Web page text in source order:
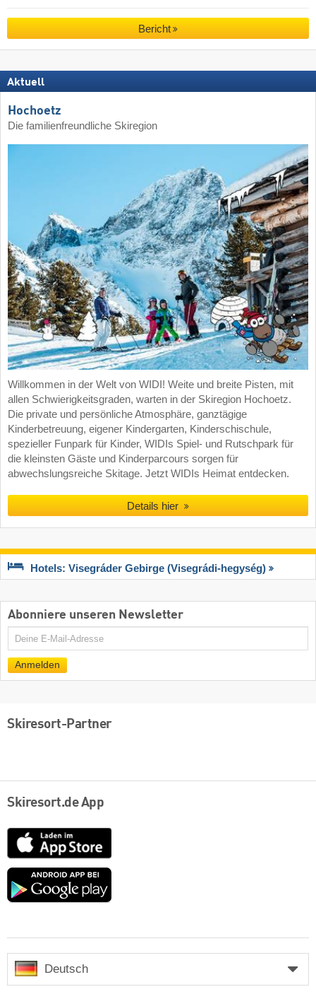
Bericht
Aktuell
Hochoetz
Die familienfreundliche Skiregion
Willkommen in der Welt von WIDI! Weite und breite Pisten, mit
allen Schwierigkeitsgraden, warten in der Skiregion Hochoetz.
Die private und persönliche Atmosphäre, ganztägige
Kinderbetreuung, eigener Kindergarten, Kinderschischule,
spezieller Funpark für Kinder, WIDIs Spiel- und Rutschpark für
die kleinsten Gäste und Kinderparcours sorgen für
abwechslungsreiche Skitage. Jetzt WIDIs Heimat entdecken.
Details hier
Hotels: Visegráder Gebirge (Visegrádi-hegység)
Abonniere unseren Newsletter
E-
Mail
Anmelden
Skiresort-Partner
Skiresort.de App
App
Store
Google
Deutsch